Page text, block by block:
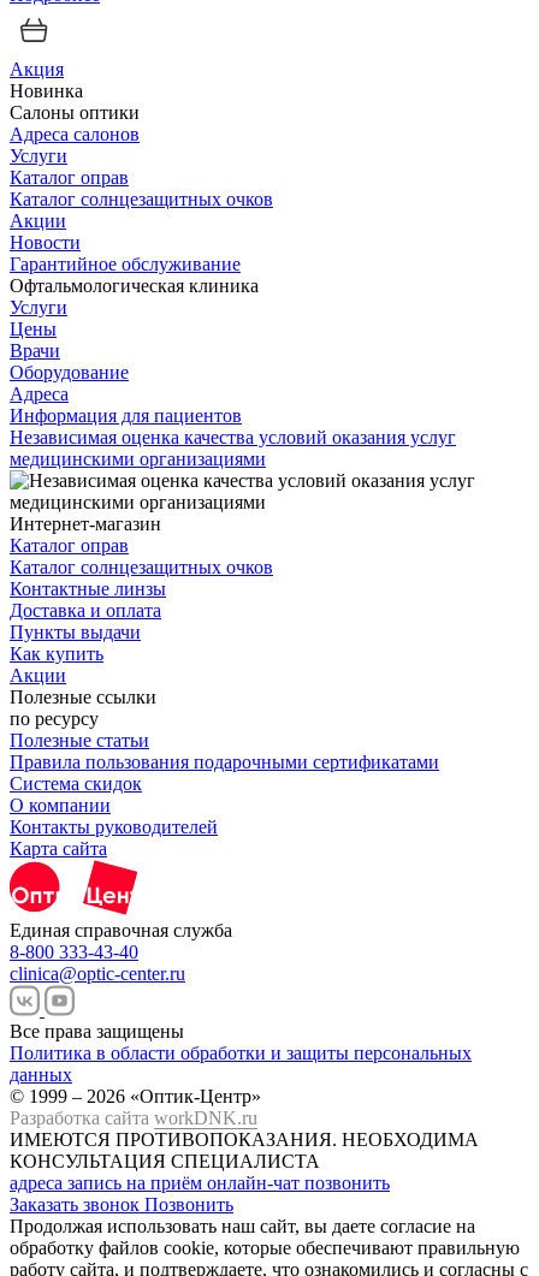
Акция
Новинка
Салоны оптики
Адреса салонов
Услуги
Каталог оправ
Каталог солнцезащитных очков
Акции
Новости
Гарантийное обслуживание
Офтальмологическая клиника
Услуги
Цены
Врачи
Оборудование
Адреса
Информация для пациентов
Независимая оценка качества условий оказания услуг
медицинскими организациями
Интернет-магазин
Каталог оправ
Каталог солнцезащитных очков
Контактные линзы
Доставка и оплата
Пункты выдачи
Как купить
Акции
Полезные ссылки
по ресурсу
Полезные статьи
Правила пользования подарочными сертификатами
Система скидок
О компании
Контакты руководителей
Карта сайта
Единая справочная служба
8-800 333-43-40
clinica@optic-center.ru
Все права защищены
Политика в области обработки и защиты персональных
данных
© 1999 – 2026 «Оптик-Центр»
Разработка сайта workDNK.ru
ИМЕЮТСЯ ПРОТИВОПОКАЗАНИЯ. НЕОБХОДИМА
КОНСУЛЬТАЦИЯ СПЕЦИАЛИСТА
адреса запись на приём онлайн-чат позвонить
Заказать звонок Позвонить
Продолжая использовать наш сайт, вы даете согласие на
обработку файлов cookie, которые обеспечивают правильную
работу сайта, и подтверждаете, что ознакомились и согласны с